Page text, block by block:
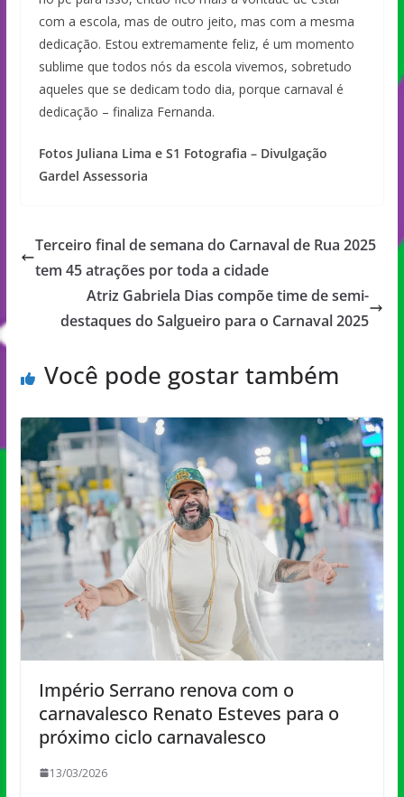
com a escola, mas de outro jeito, mas com a mesma
dedicação. Estou extremamente feliz, é um momento
sublime que todos nós da escola vivemos, sobretudo
aqueles que se dedicam todo dia, porque carnaval é
dedicação – finaliza Fernanda.
Fotos Juliana Lima e S1 Fotografia – Divulgação
Gardel Assessoria
Terceiro final de semana do Carnaval de Rua 2025
tem 45 atrações por toda a cidade
Atriz Gabriela Dias compõe time de semi-
destaques do Salgueiro para o Carnaval 2025
Você pode gostar também
Império Serrano renova com o
carnavalesco Renato Esteves para o
próximo ciclo carnavalesco
13/03/2026